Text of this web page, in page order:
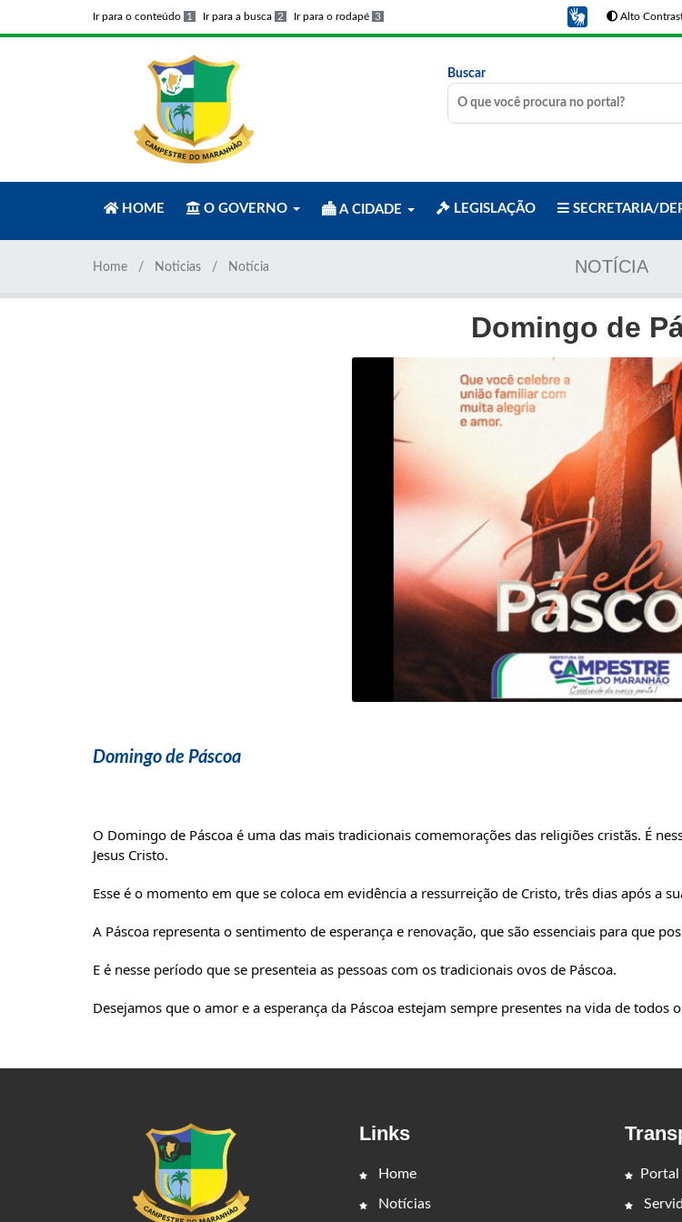
Ir para o conteúdo 1 Ir para a busca 2 Ir para o rodapé 3 Alto
Buscar
HOME O GOVERNO A CIDADE LEGISLAÇÃO SECRETARIA/
NOTÍCIA
Home Noticias Notícia
Domingo de
Domingo de Páscoa
O Domingo de Páscoa é uma das mais tradicionais comemorações das religiões cristãs. É
Jesus Cristo.
Esse é o momento em que se coloca em evidência a ressurreição de Cristo, três dias após a
A Páscoa representa o sentimento de esperança e renovação, que são essenciais para que
E é nesse período que se presenteia as pessoas com os tradicionais ovos de Páscoa.
Desejamos que o amor e a esperança da Páscoa estejam sempre presentes na vida de todos
Links
Home
Notícias
Portal